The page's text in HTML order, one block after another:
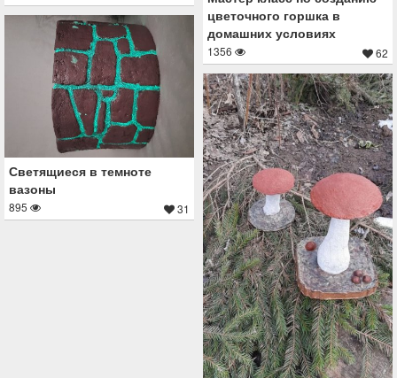
цветочного горшка в
домашних условиях
1356 62
Светящиеся в темноте
вазоны
895 31